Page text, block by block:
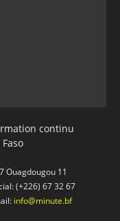
continu
Ouagdougou 11
(+226) 67 32 67
info@minute.bf